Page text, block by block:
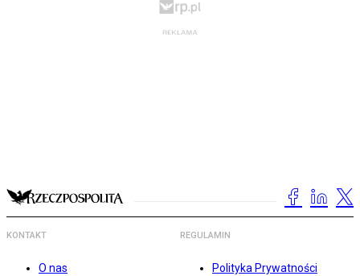
KONTAKT
O nas
REGULAMIN
Polityka Prywatności